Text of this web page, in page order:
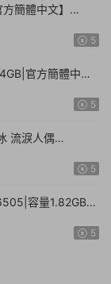
簡體中文】
5
官方簡體中
5
流淚人偶
~Memories in
5
容量1.82GB|
5